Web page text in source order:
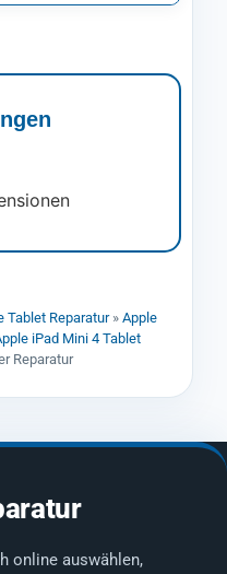
Tablet Reparatur» Apple
iPad Mini 4 Tablet
Reparatur
online auswählen,